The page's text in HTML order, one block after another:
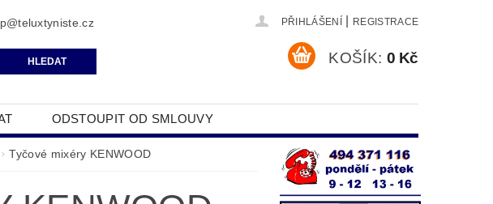
PŘIHLÁŠENÍ REGISTRACE
KOŠÍK: 0 Kč
ODSTOUPIT OD SMLOUVY
OSOBNÍCH ÚDAJŮ
Tyčové mixéry KENWOOD